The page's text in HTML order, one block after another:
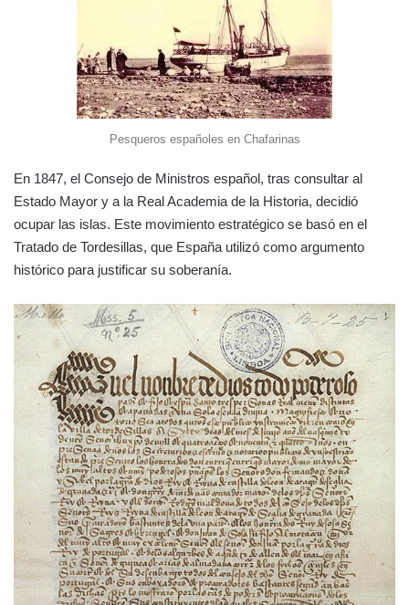
Pesqueros españoles en Chafarinas
En 1847, el Consejo de Ministros español, tras consultar al
Estado Mayor y a la Real Academia de la Historia, decidió
ocupar las islas. Este movimiento estratégico se basó en el
Tratado de Tordesillas, que España utilizó como argumento
histórico para justificar su soberanía.